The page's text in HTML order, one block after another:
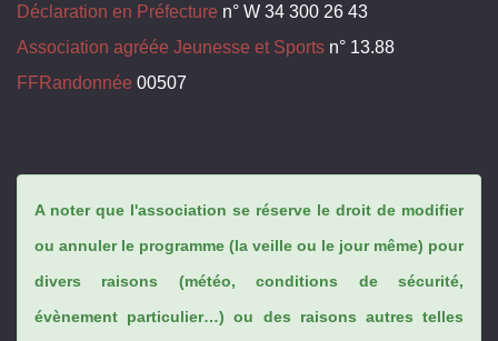
Déclaration en Préfecture n° W 34 300 26 43
Association agréée Jeunesse et Sports n° 13.88
FFRandonnée 00507
A noter que l'association se réserve le droit de modifier
ou annuler le programme (la veille ou le jour même) pour
divers raisons (météo, conditions de sécurité,
évènement particulier…) ou des raisons autres telles